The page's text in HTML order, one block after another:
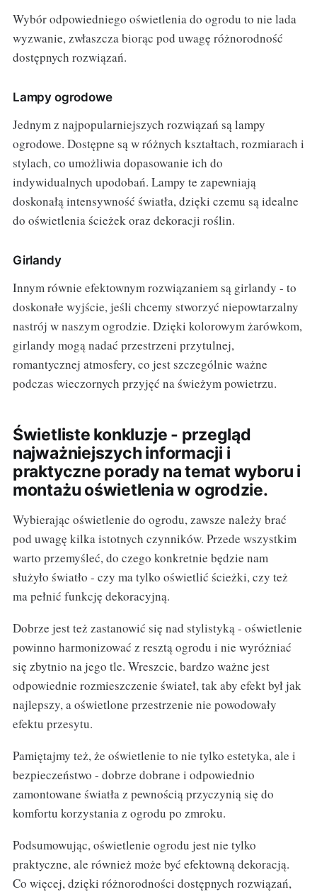
Wybór odpowiedniego oświetlenia do ogrodu to nie lada
wyzwanie, zwłaszcza biorąc pod uwagę różnorodność
dostępnych rozwiązań.
Lampy ogrodowe
Jednym z najpopularniejszych rozwiązań są lampy
ogrodowe. Dostępne są w różnych kształtach, rozmiarach i
stylach, co umożliwia dopasowanie ich do
indywidualnych upodobań. Lampy te zapewniają
doskonałą intensywność światła, dzięki czemu są idealne
do oświetlenia ścieżek oraz dekoracji roślin.
Girlandy
Innym równie efektownym rozwiązaniem są girlandy - to
doskonałe wyjście, jeśli chcemy stworzyć niepowtarzalny
nastrój w naszym ogrodzie. Dzięki kolorowym żarówkom,
girlandy mogą nadać przestrzeni przytulnej,
romantycznej atmosfery, co jest szczególnie ważne
podczas wieczornych przyjęć na świeżym powietrzu.
Świetliste konkluzje - przegląd
najważniejszych informacji i
praktyczne porady na temat wyboru i
montażu oświetlenia w ogrodzie.
Wybierając oświetlenie do ogrodu, zawsze należy brać
pod uwagę kilka istotnych czynników. Przede wszystkim
warto przemyśleć, do czego konkretnie będzie nam
służyło światło - czy ma tylko oświetlić ścieżki, czy też
ma pełnić funkcję dekoracyjną.
Dobrze jest też zastanowić się nad stylistyką - oświetlenie
powinno harmonizować z resztą ogrodu i nie wyróżniać
się zbytnio na jego tle. Wreszcie, bardzo ważne jest
odpowiednie rozmieszczenie świateł, tak aby efekt był jak
najlepszy, a oświetlone przestrzenie nie powodowały
efektu przesytu.
Pamiętajmy też, że oświetlenie to nie tylko estetyka, ale i
bezpieczeństwo - dobrze dobrane i odpowiednio
zamontowane światła z pewnością przyczynią się do
komfortu korzystania z ogrodu po zmroku.
Podsumowując, oświetlenie ogrodu jest nie tylko
praktyczne, ale również może być efektowną dekoracją.
Co więcej, dzięki różnorodności dostępnych rozwiązań,